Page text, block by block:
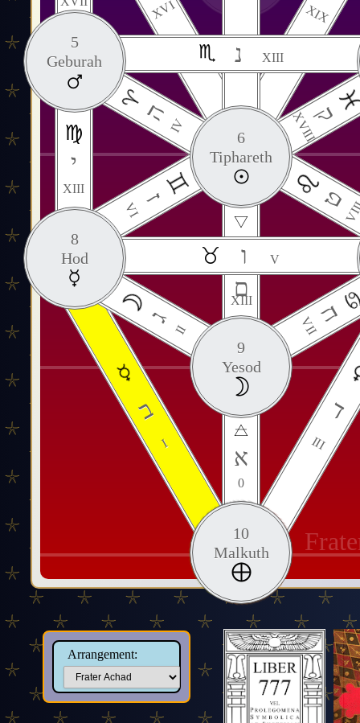
XIX
XVI
קXVIII ה
IV
נ XIII
5
Geburah
י
XIII
6
Tiphareth
ט ז
VI
ם
XIII
8
Hod
ו V
ג
II
חVII
ד
III
ב
I
9
Yesod
א
0
10
Malkuth
Arrangement: